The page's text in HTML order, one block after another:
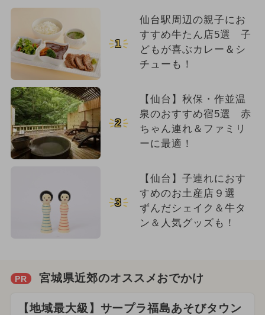
1
仙台駅周辺の親子にお
すすめ牛たん店5選 子
どもが喜ぶカレー＆シ
チューも！
2
【仙台】秋保・作並温
泉のおすすめ宿5選 赤
ちゃん連れ＆ファミリ
ーに最適！
3
【仙台】子連れにおす
すめのお土産店９選
ずんだシェイク＆牛タ
ン＆人気グッズも！
PR 宮城県近郊のオススメおでかけ
【地域最大級】サープラ福島あそびタウン